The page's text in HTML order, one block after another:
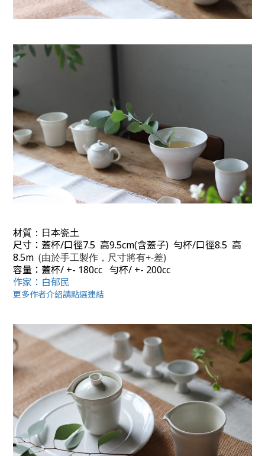
材質： 日本瓷土
尺寸：蓋杯/口徑7.5 高9.5cm(含蓋子) 勻杯/口徑8.5 高
8.5m (由於手工製作，尺寸將有+-差)
容量： 蓋杯/ +- 180cc 勻杯/ +- 200cc
作家：白郁民
更多作者介紹請點選連結